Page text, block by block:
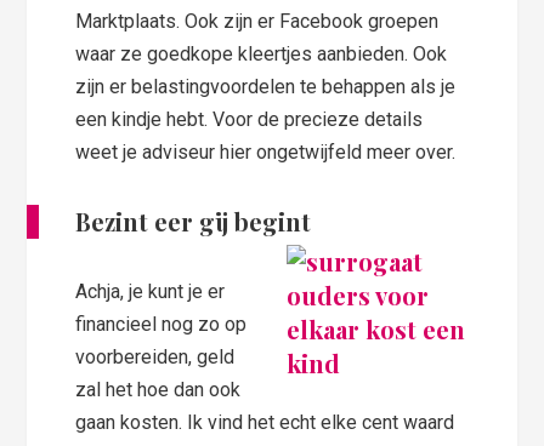
Marktplaats. Ook zijn er Facebook groepen
waar ze goedkope kleertjes aanbieden. Ook
zijn er belastingvoordelen te behappen als je
een kindje hebt. Voor de precieze details
weet je adviseur hier ongetwijfeld meer over.
Bezint eer gij begint
Achja, je kunt je er
financieel nog zo op
voorbereiden, geld
zal het hoe dan ook
gaan kosten. Ik vind het echt elke cent waard